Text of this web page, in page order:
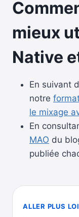
mieux
Native
En suivant
notre
le mixage
En
MAO du
publiée
ALLER PLUS